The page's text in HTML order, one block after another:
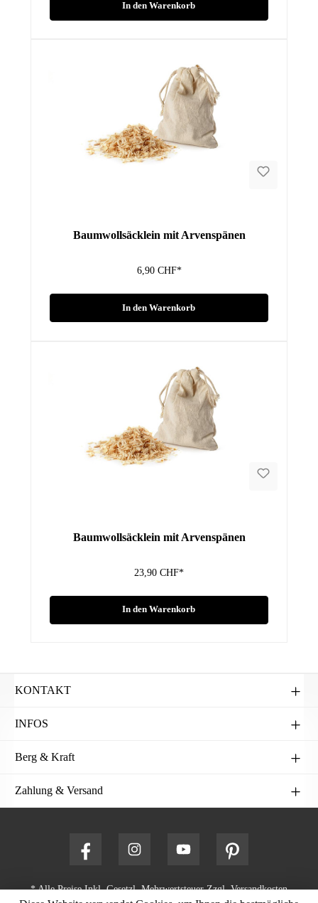
In den Warenkorb
Baumwollsäcklein mit Arvenspänen
6,90 CHF*
In den Warenkorb
Baumwollsäcklein mit Arvenspänen
23,90 CHF*
In den Warenkorb
KONTAKT
INFOS
Berg & Kraft
Zahlung & Versand
* Alle Preise Inkl. Gesetzl. Mehrwertsteuer Zzgl.Versandkosten